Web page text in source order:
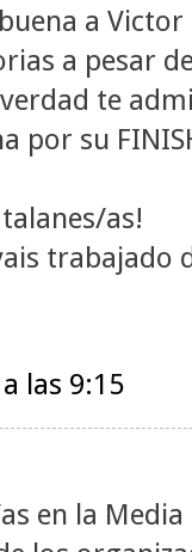
a
a pesar
te
por su
as!
trabajado
las 9:15
en la